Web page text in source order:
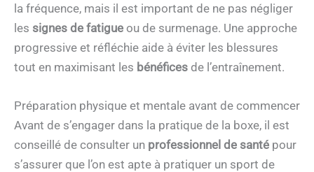
la fréquence, mais il est important de ne pas négliger
les signes de fatigue ou de surmenage. Une approche
progressive et réfléchie aide à éviter les blessures
tout en maximisant les bénéfices de l’entraînement.
Préparation physique et mentale avant de commencer
Avant de s’engager dans la pratique de la boxe, il est
conseillé de consulter un professionnel de santé pour
s’assurer que l’on est apte à pratiquer un sport de